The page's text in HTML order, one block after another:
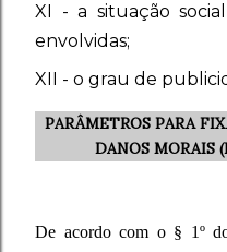
XI - a situação
envolvidas;
XII - o grau de
PARÂMETROS PARA
DANOS MORAIS
De acordo com o § 1º